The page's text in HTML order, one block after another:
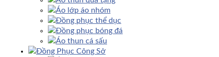
Áo lớp áo nhóm
Đồng phục thể dục
Đồng phục bóng đá
Áo thun cá sấu
Đồng Phục Công Sở